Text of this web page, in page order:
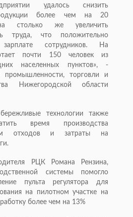
удалось снизить
более чем на 20
столько же увеличить
труда, что положительно
сотрудников. На
почти 150 человек из
населенных пунктов», -
промышленности, торговли и
Нижегородской области
технологии также
время производства
отходов и затраты на
РЦК Романа Рензина,
системы помогло
пульта регулятора для
на пилотном участке на
более чем на 13%